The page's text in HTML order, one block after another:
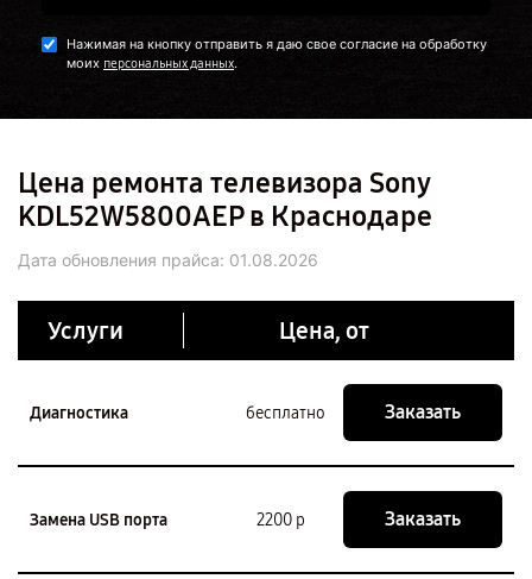
Нажимая на кнопку отправить я даю свое согласие на обработку
моих персональных данных.
Цена ремонта телевизора Sony
KDL52W5800AEP в Краснодаре
Дата обновления прайса: 01.08.2026
Услуги Цена, от
Диагностика бесплатно Заказать
Замена USB порта 2200 р Заказать